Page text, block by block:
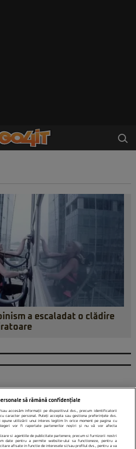
a escaladat o clădire
să rămână confidențiale
accesăm informații pe dispozitivul dvs., precum identificatorii
caracter personal. Puteți accepta sau gestiona preferințele dvs.
utilizării unui interes legitim în orice moment pe pagina cu
vor fi raportate partenerilor noștri și nu vă vor afecta
si agentiile de publicitate partenere, precum si furnizorii nostri
date pentru a permite website-ului sa functioneze, pentru a
afisate in functie de interesele si/sau profilul dvs., pentru a va